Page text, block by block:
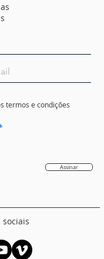
termos e condições
Assinar
sociais